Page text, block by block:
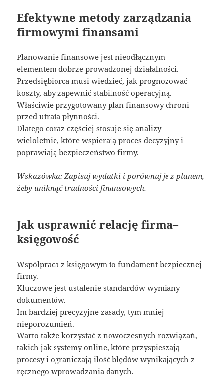
Efektywne metody zarządzania
firmowymi finansami
Planowanie finansowe jest nieodłącznym
elementem dobrze prowadzonej działalności.
Przedsiębiorca musi wiedzieć, jak prognozować
koszty, aby zapewnić stabilność operacyjną.
Właściwie przygotowany plan finansowy chroni
przed utrata płynności.
Dlatego coraz częściej stosuje się analizy
wieloletnie, które wspierają proces decyzyjny i
poprawiają bezpieczeństwo firmy.
Wskazówka: Zapisuj wydatki i porównuj je z planem,
żeby uniknąć trudności finansowych.
Jak usprawnić relację firma–
księgowość
Współpraca z księgowym to fundament bezpiecznej
firmy.
Kluczowe jest ustalenie standardów wymiany
dokumentów.
Im bardziej precyzyjne zasady, tym mniej
nieporozumień.
Warto także korzystać z nowoczesnych rozwiązań,
takich jak systemy online, które przyspieszają
procesy i ograniczają ilość błędów wynikających z
ręcznego wprowadzania danych.